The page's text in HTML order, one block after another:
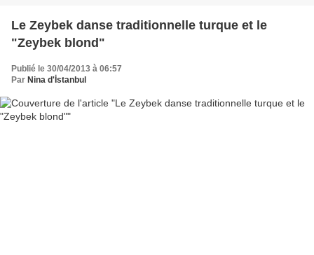
Le Zeybek danse traditionnelle turque et le
"Zeybek blond"
Publié le 30/04/2013 à 06:57
Par Nina d'İstanbul